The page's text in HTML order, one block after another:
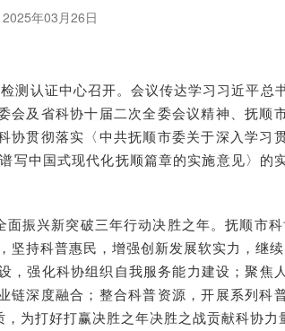
2025年03月26日
测认证中心召开。会议传达学习习近平总
及省科协十届二次全委会议精神、抚顺
贯彻落实〈中共抚顺市委关于深入学习
写中国式现代化抚顺篇章的实施意见〉的
振兴新突破三年行动决胜之年。抚顺市
持科普惠民，增强创新发展软实力，继
，强化科协组织自我服务能力建设；聚焦
深度融合；整合科普资源，开展系列科
为打好打赢决胜之年决胜之战贡献科协力